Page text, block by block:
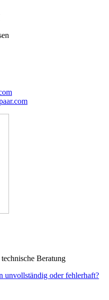
Beratung
unvollständig oder fehlerhaft?